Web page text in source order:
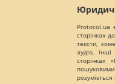
Protocol.ua
сторінках
тексти,
аудіо,
сторінках